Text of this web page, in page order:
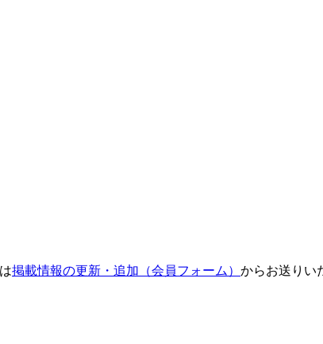
掲載情報の更新・追加（会員フォーム） からお送りい